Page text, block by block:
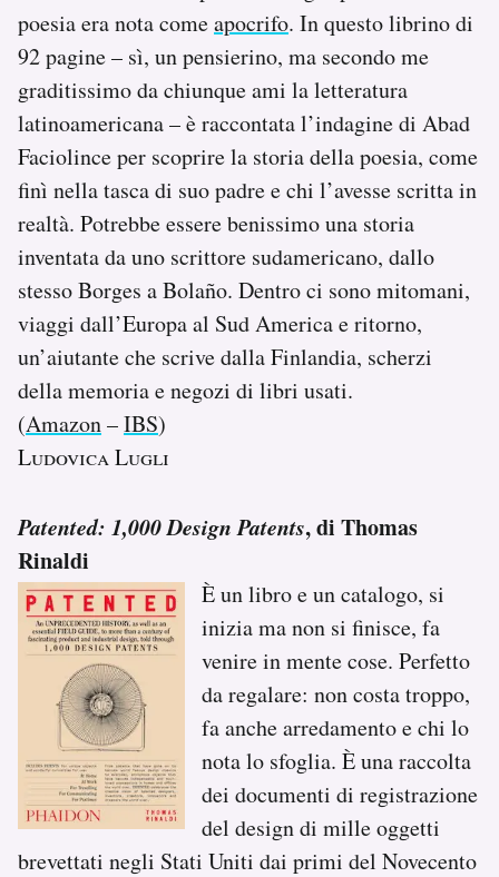
poesia era nota comeapocrifo. In questo librino di
92 pagine – sì, un pensierino, ma secondo me
graditissimo da chiunque ami la letteratura
latinoamericana – è raccontata l’indagine di Abad
Faciolince per scoprire la storia della poesia, come
finì nella tasca di suo padre e chi l’avesse scritta in
realtà. Potrebbe essere benissimo una storia
inventata da uno scrittore sudamericano, dallo
stesso Borges a Bolaño. Dentro ci sono mitomani,
viaggi dall’Europa al Sud America e ritorno,
un’aiutante che scrive dalla Finlandia, scherzi
della memoria e negozi di libri usati.
(Amazon–IBS)
Ludovica Lugli
Patented: 1,000 Design Patents, di Thomas
Rinaldi
È un libro e un catalogo, si
inizia ma non si finisce, fa
venire in mente cose. Perfetto
da regalare: non costa troppo,
fa anche arredamento e chi lo
nota lo sfoglia. È una raccolta
dei documenti di registrazione
del design di mille oggetti
brevettati negli Stati Uniti dai primi del Novecento